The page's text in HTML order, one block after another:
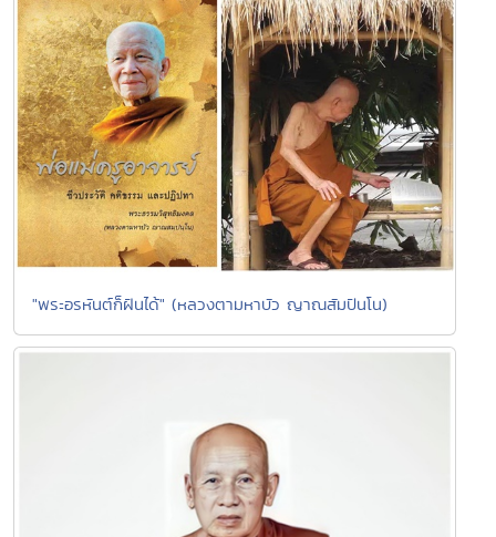
"พระอรหันต์ก็ฝันได้" (หลวงตามหาบัว ญาณสัมปันโน)